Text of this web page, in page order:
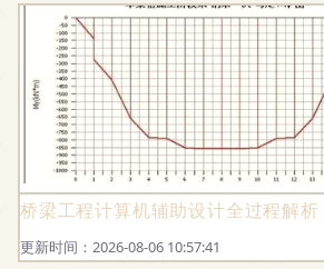
桥梁工程计算机辅助设计全过程解
更新时间：2026-08-06 10:57:41